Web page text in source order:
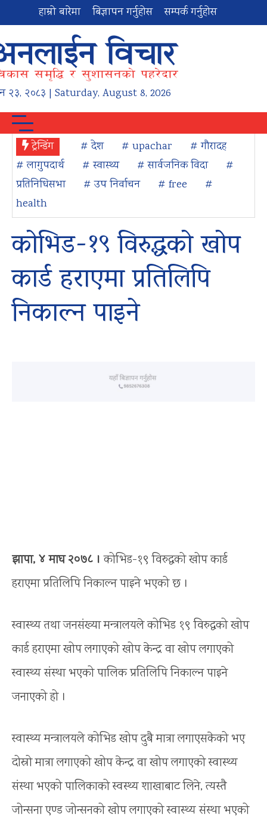
हाम्रो बारेमा बिज्ञापन गर्नुहोस सम्पर्क गर्नुहोस
२३, २०८३ | Saturday, August 8, 2026
ट्रेन्डिंग # देश # upachar
# गौरादह
# लागुपदार्थ
# स्वास्थ्य # सार्वजनिक विदा
#
प्रतिनिधिसभा
# उप निर्वाचन # free
#
health
कोभिड-१९ विरुद्धको खोप
कार्ड हराएमा प्रतिलिपि
निकाल्न पाइने
झापा, ४ माघ २०७८ । कोभिड-१९ विरुद्धको खोप कार्ड
हराएमा प्रतिलिपि निकाल्न पाइने भएको छ ।
स्वास्थ्य तथा जनसंख्या मन्त्रालयले कोभिड १९ विरुद्धको खोप
कार्ड हराएमा खोप लगाएको खोप केन्द्र वा खोप लगाएको
स्वास्थ्य संस्था भएको पालिक प्रतिलिपि निकाल्न पाइने
जनाएको हो ।
स्वास्थ्य मन्त्रालयले कोभिड खोप दुबै मात्रा लगाएसकेको भए
दोस्रो मात्रा लगाएको खोप केन्द्र वा खोप लगाएको स्वास्थ्य
संस्था भएको पालिकाको स्वस्थ्य शाखाबाट लिने, त्यस्तै
जोन्सना एण्ड जोन्सनको खोप लगाएको स्वास्थ्य संस्था भएको